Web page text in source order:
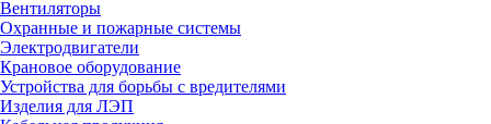
Вентиляторы
Охранные и пожарные системы
Электродвигатели
Крановое оборудование
Устройства для борьбы с вредителями
Изделия для ЛЭП